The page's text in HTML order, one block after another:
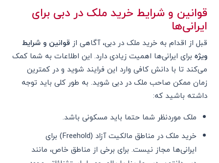
قوانین و شرایط خرید ملک در دبی برای
ایرانی‌ها
قبل از اقدام به خرید ملک در دبی، آگاهی از قوانین و شرایط
ویژه برای ایرانی‌ها اهمیت زیادی دارد. این اطلاعات به شما کمک
می‌کند تا با دانش کافی وارد این فرایند شوید و در کمترین
زمان ممکن صاحب ملک در دبی شوید. به طور کلی باید توجه
داشته باشید که:
ملک موردنظر شما حتما باید مسکونی باشد.
خرید ملک در مناطق مالکیت آزاد (Freehold) برای
ایرانی‌ها مجاز نیست. برای برخی از مناطق خاص، مانند